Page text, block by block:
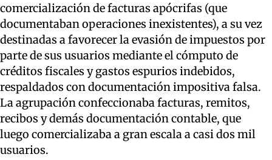
comercialización de facturas apócrifas (que
documentaban operaciones inexistentes), a su vez
destinadas a favorecer la evasión de impuestos por
parte de sus usuarios mediante el cómputo de
créditos fiscales y gastos espurios indebidos,
respaldados con documentación impositiva falsa.
La agrupación confeccionaba facturas, remitos,
recibos y demás documentación contable, que
luego comercializaba a gran escala a casi dos mil
usuarios.